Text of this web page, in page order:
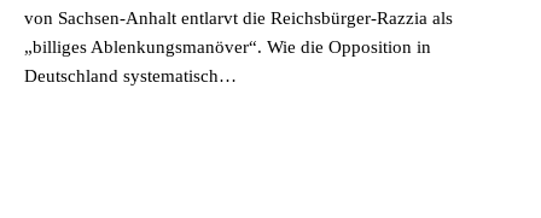
von Sachsen-Anhalt entlarvt die Reichsbürger-Razzia als
„billiges Ablenkungsmanöver“. Wie die Opposition in
Deutschland systematisch…